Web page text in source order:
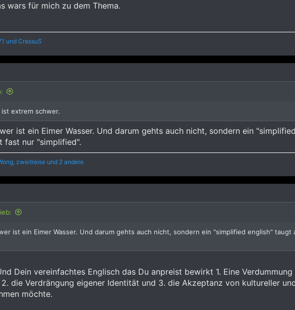
wars für mich zu dem Thema.
und CrassuS
extrem schwer.
ist ein Eimer Wasser. Und darum gehts auch nicht, sondern ein
fast nur "simplified".
zweitreise und 2 andere
ist ein Eimer Wasser. Und darum gehts auch nicht, sondern ein "simplified english"
Dein vereinfachtes Englisch das Du anpreist bewirkt 1. Eine
die Verdrängung eigener Identität und 3. die Akzeptanz von kultureller
möchte.